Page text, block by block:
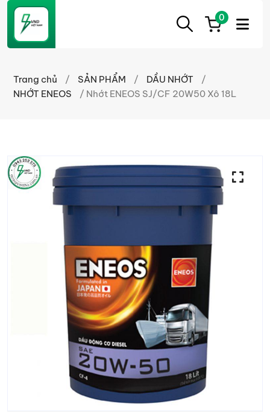
ẮC
CẦN
THƠ
Ắc
Cần
giá
tốt
0
Trang chủ / SẢN PHẨM / DẦU NHỚT
/
NHỚT ENEOS
/ Nhớt ENEOS SJ/CF 20W50 Xô 18L